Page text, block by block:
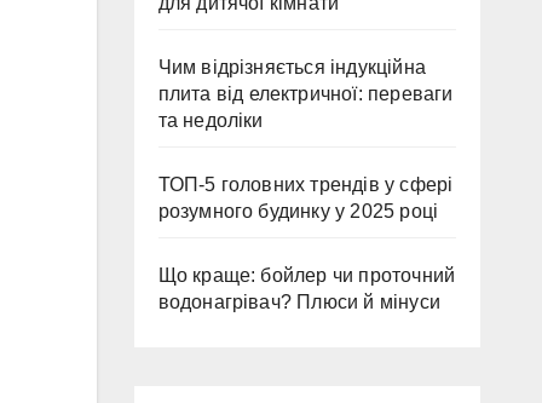
Чим відрізняється індукційна
плита від електричної: переваги
та недоліки
ТОП-5 головних трендів у сфері
розумного будинку у 2025 році
Що краще: бойлер чи проточний
водонагрівач? Плюси й мінуси